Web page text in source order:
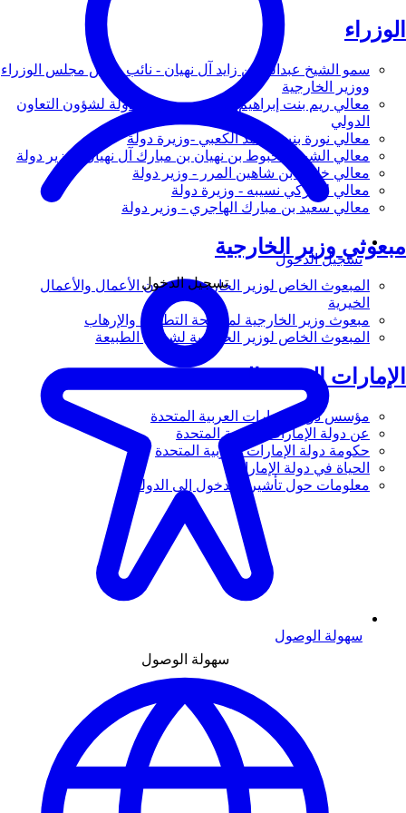
الوزراء
سمو الشيخ عبدالله بن زايد آل نهيان - نائب رئيس مجلس الوزراء
ووزير الخارجية
معالي ريم بنت إبراهيم الهاشمي - وزيرة دولة لشؤون التعاون
الدولي
معالي نورة بنت محمد الكعبي -وزيرة دولة
معالي الشيخ شخبوط بن نهيان بن مبارك آل نهيان - وزير دولة
معالي خليفة بن شاهين المرر - وزير دولة
معالي لانا زكي نسيبه - وزيرة دولة
معالي سعيد بن مبارك الهاجري - وزير دولة
مبعوثي وزير الخارجية
المبعوث الخاص لوزير الخارجية لشؤون الأعمال والأعمال
الخيرية
مبعوث وزير الخارجية لمكافحة التطرف والإرهاب
المبعوث الخاص لوزير الخارجية لشؤون الطبيعة
الإمارات العربية المتحدة
مؤسس دولة الإمارات العربية المتحدة
عن دولة الإمارات العربية المتحدة
حكومة دولة الإمارات العربية المتحدة
الحياة في دولة الإمارات
معلومات حول تأشيرة الدخول إلى الدولة
تسجيل الدخول
تسجيل الدخول
سهولة الوصول
سهولة الوصول